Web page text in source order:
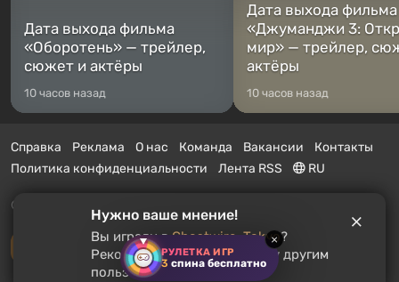
РУЛЕТКА ИГР
3 спина бесплатно
×
Дата выхода фильма
«Оборотень» — трейлер,
сюжет и актёры
10 часов назад
Дата выхода фильма
«Джуманджи 3:
мир» — трейлер,
актёры
10 часов назад
Справка Реклама О нас Команда Вакансии
Контакты
Политика конфиденциальности
Лента RSS RU
© 2011 - 2026 VGTimes
Полная версия
Нужно ваше мнение!
Вы играли вGhostwire: Tokyo?
Рекомендуете ли вы эту игру другим
пользователям?